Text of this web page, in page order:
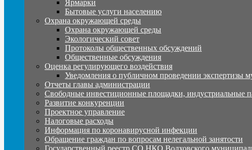
Ярмарки
Бытовые услуги населению
Охрана окружающей среды
Охрана окружающей среды
Экологический совет
Протоколы общественных обсуждений
Общественные обсуждения
Оценка регулирующего воздействия
Уведомления о публичном проведении экспертизы
Отчеты главы администрации
Свободные инвестиционные площадки, индустриальные
Развитие конкуренции
Проектное управление
Налоговые расходы
Информация по коронавирусной инфекции
Обращение граждан по вопросам нелегальной занятости
Государственный реестр СО НКО Волховского